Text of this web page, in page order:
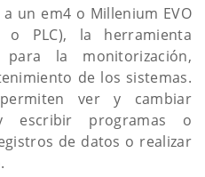
un em4 o Millenium EVO
o PLC), la herramienta
la monitorización,
de los sistemas.
ver y cambiar
escribir programas o
de datos o realizar